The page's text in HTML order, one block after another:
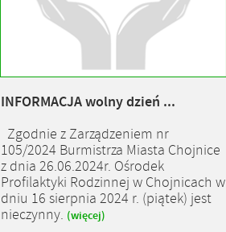
INFORMACJA wolny dzień ...
Zgodnie z Zarządzeniem nr
105/2024 Burmistrza Miasta Chojnice
z dnia 26.06.2024r. Ośrodek
Profilaktyki Rodzinnej w Chojnicach w
dniu 16 sierpnia 2024 r. (piątek) jest
nieczynny. (więcej)